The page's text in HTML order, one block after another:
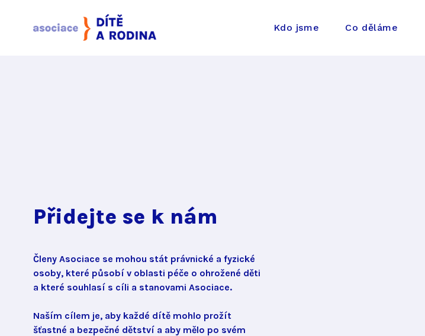
Kdo jsme Co děláme
Přidejte se k nám
Členy Asociace se mohou stát právnické a fyzické
osoby, které působí v oblasti péče o ohrožené děti
a které souhlasí s cíli a stanovami Asociace.
Naším cílem je, aby každé dítě mohlo prožít
šťastné a bezpečné dětství a aby mělo po svém